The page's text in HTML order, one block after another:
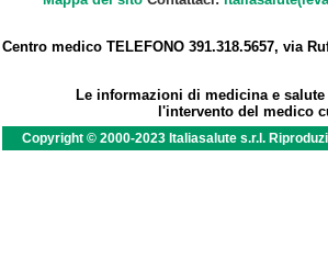
Centro medico TELEFONO 391.318.5657, via
Le informazioni di medicina e
l'intervento del medico
Copyright © 2000-2023 Italiasalute s.r.l.